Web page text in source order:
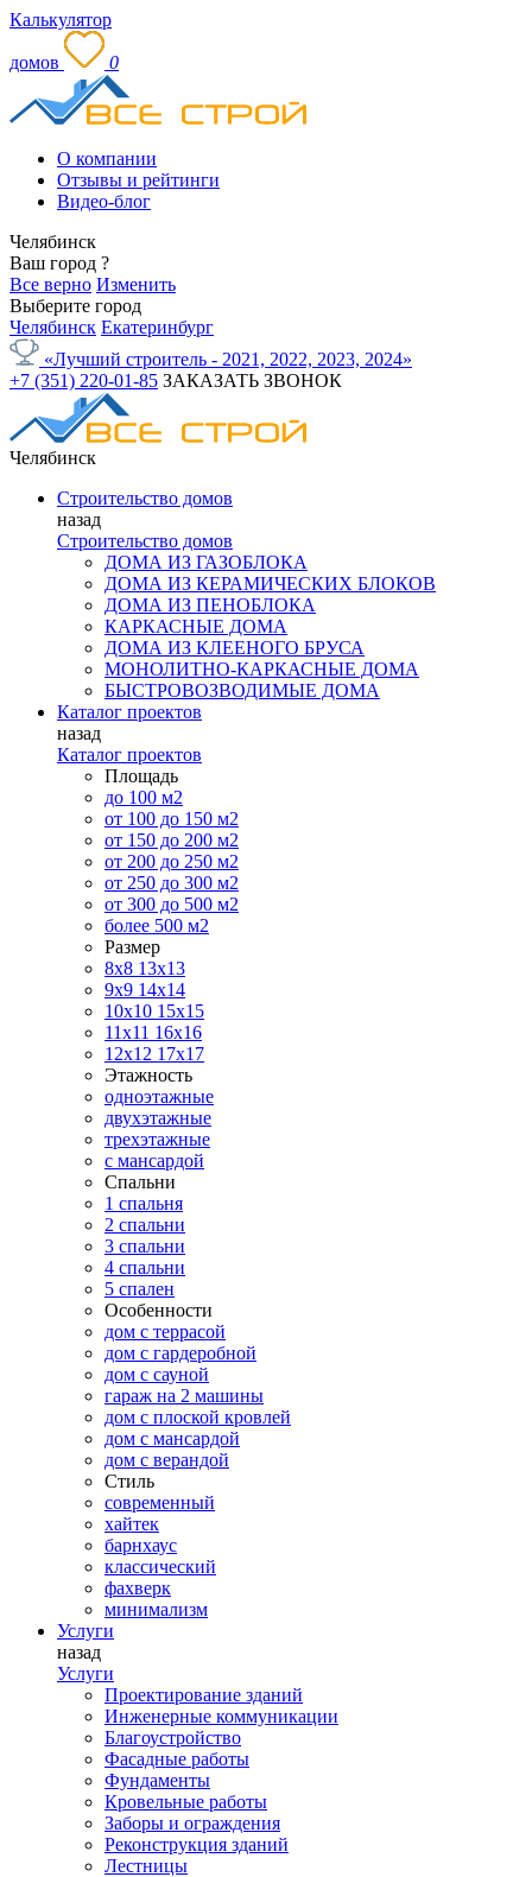
Калькулятор
домов 0
О компании
Отзывы и рейтинги
Видео-блог
Челябинск
Ваш город ?
Все верно Изменить
Выберите город
Челябинск Екатеринбург
«Лучший строитель - 2021, 2022, 2023, 2024»
+7 (351) 220-01-85 ЗАКАЗАТЬ ЗВОНОК
Челябинск
Строительство домов
назад
Строительство домов
ДОМА ИЗ ГАЗОБЛОКА
ДОМА ИЗ КЕРАМИЧЕСКИХ БЛОКОВ
ДОМА ИЗ ПЕНОБЛОКА
КАРКАСНЫЕ ДОМА
ДОМА ИЗ КЛЕЕНОГО БРУСА
МОНОЛИТНО-КАРКАСНЫЕ ДОМА
БЫСТРОВОЗВОДИМЫЕ ДОМА
Каталог проектов
назад
Каталог проектов
Площадь
до 100 м2
от 100 до 150 м2
от 150 до 200 м2
от 200 до 250 м2
от 250 до 300 м2
от 300 до 500 м2
более 500 м2
Размер
8х8 13х13
9х9 14х14
10х10 15х15
11x11 16х16
12х12 17х17
Этажность
одноэтажные
двухэтажные
трехэтажные
с мансардой
Спальни
1 спальня
2 спальни
3 спальни
4 спальни
5 спален
Особенности
дом с террасой
дом с гардеробной
дом с сауной
гараж на 2 машины
дом с плоской кровлей
дом с мансардой
дом с верандой
Стиль
современный
хайтек
барнхаус
классический
фахверк
минимализм
Услуги
назад
Услуги
Проектирование зданий
Инженерные коммуникации
Благоустройство
Фасадные работы
Фундаменты
Кровельные работы
Заборы и ограждения
Реконструкция зданий
Лестницы